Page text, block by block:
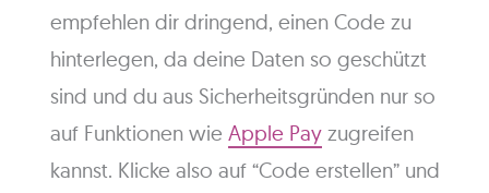
empfehlen dir dringend, einen Code zu
hinterlegen, da deine Daten so geschützt
sind und du aus Sicherheitsgründen nur so
auf Funktionen wieApple Pay zugreifen
kannst. Klicke also auf “Code erstellen” und